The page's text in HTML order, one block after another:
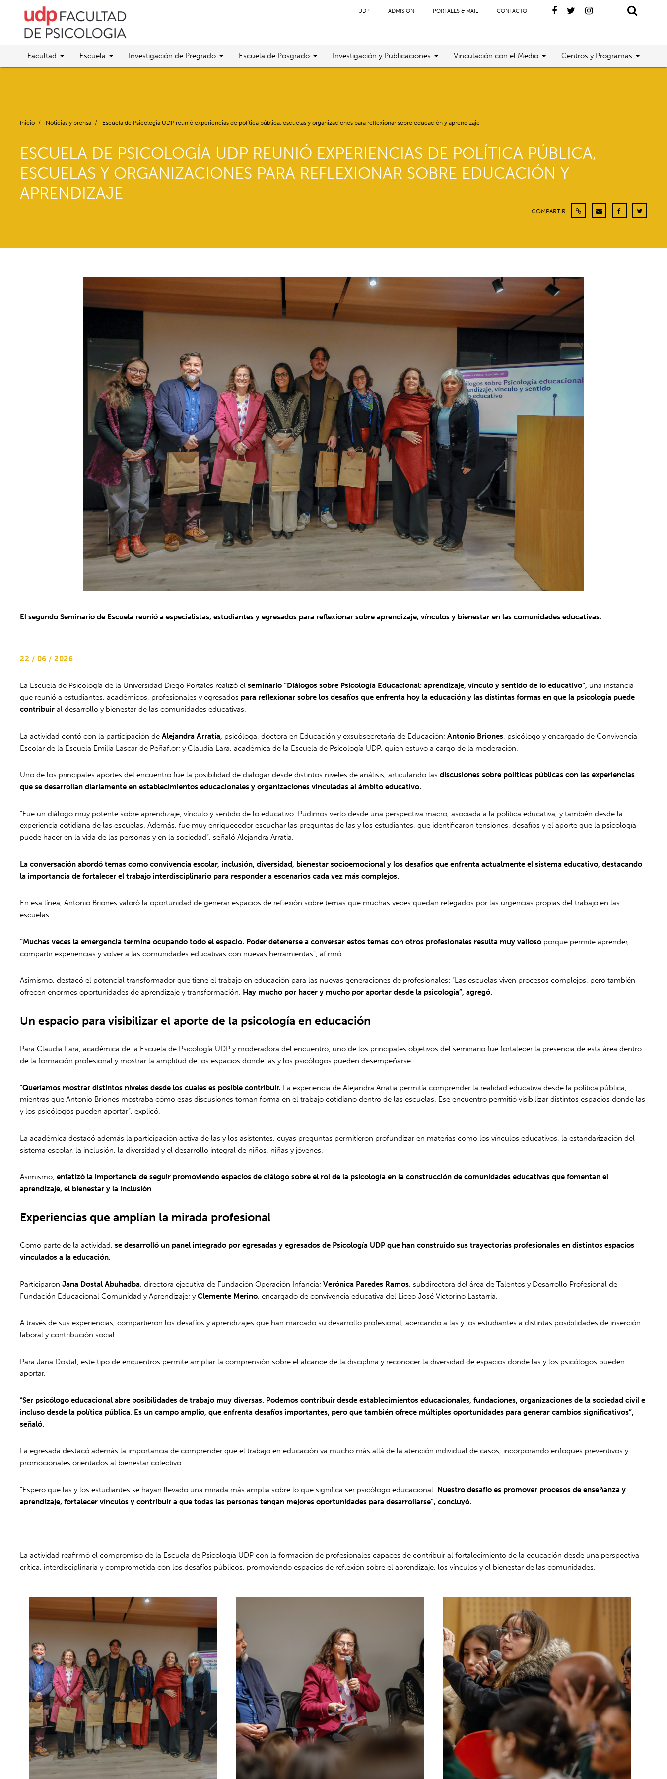
UDP ADMISIÓN PORTALES & MAIL CONTACTO
Facultad Escuela Investigación de Pregrado Escuela de Posgrado Investigación y Publicaciones Vinculación con el Medio Centros y Programas
Inicio / Noticias y prensa / Escuela de Psicología UDP reunió experiencias de política pública, escuelas y organizaciones para reflexionar sobre educación y aprendizaje
ESCUELA DE PSICOLOGÍA UDP REUNIÓ EXPERIENCIAS DE POLÍTICA PÚBLICA,
ESCUELAS Y ORGANIZACIONES PARA REFLEXIONAR SOBRE EDUCACIÓN Y
APRENDIZAJE
COMPARTIR
El segundo Seminario de Escuela reunió a especialistas, estudiantes y egresados para reflexionar sobre aprendizaje, vínculos y bienestar en las comunidades educativas.
22 / 06 / 2026
La Escuela de Psicología de la Universidad Diego Portales realizó elseminario “Diálogos sobre Psicología Educacional: aprendizaje, vínculo y sentido de lo educativo”, una instancia
que reunió a estudiantes, académicos, profesionales y egresados para reflexionar sobre los desafíos que enfrenta hoy la educación y las distintas formas en que la psicología puede
contribuir al desarrollo y bienestar de las comunidades educativas.
La actividad contó con la participación deAlejandra Arratia, psicóloga, doctora en Educación y exsubsecretaria de Educación;Antonio Briones, psicólogo y encargado de Convivencia
Escolar de la Escuela Emilia Lascar de Peñaflor; y Claudia Lara, académica de la Escuela de Psicología UDP, quien estuvo a cargo de la moderación.
Uno de los principales aportes del encuentro fue la posibilidad de dialogar desde distintos niveles de análisis, articulando lasdiscusiones sobre políticas públicas con las experiencias
que se desarrollan diariamente en establecimientos educacionales y organizaciones vinculadas al ámbito educativo.
“Fue un diálogo muy potente sobre aprendizaje, vínculo y sentido de lo educativo. Pudimos verlo desde una perspectiva macro, asociada a la política educativa, y también desde la
experiencia cotidiana de las escuelas. Además, fue muy enriquecedor escuchar las preguntas de las y los estudiantes, que identificaron tensiones, desafíos y el aporte que la psicología
puede hacer en la vida de las personas y en la sociedad”, señaló Alejandra Arratia.
La conversación abordó temas como convivencia escolar, inclusión, diversidad, bienestar socioemocional y los desafíos que enfrenta actualmente el sistema educativo, destacando
la importancia de fortalecer el trabajo interdisciplinario para responder a escenarios cada vez más complejos.
En esa línea, Antonio Briones valoró la oportunidad de generar espacios de reflexión sobre temas que muchas veces quedan relegados por las urgencias propias del trabajo en las
escuelas.
“Muchas veces la emergencia termina ocupando todo el espacio. Poder detenerse a conversar estos temas con otros profesionales resulta muy valioso porque permite aprender,
compartir experiencias y volver a las comunidades educativas con nuevas herramientas”, afirmó.
Asimismo, destacó el potencial transformador que tiene el trabajo en educación para las nuevas generaciones de profesionales: “Las escuelas viven procesos complejos, pero también
ofrecen enormes oportunidades de aprendizaje y transformación. Hay mucho por hacer y mucho por aportar desde la psicología”, agregó.
Un espacio para visibilizar el aporte de la psicología en educación
Para Claudia Lara, académica de la Escuela de Psicología UDP y moderadora del encuentro, uno de los principales objetivos del seminario fue fortalecer la presencia de esta área dentro
de la formación profesional y mostrar la amplitud de los espacios donde las y los psicólogos pueden desempeñarse.
“Queríamos mostrar distintos niveles desde los cuales es posible contribuir. La experiencia de Alejandra Arratia permitía comprender la realidad educativa desde la política pública,
mientras que Antonio Briones mostraba cómo esas discusiones toman forma en el trabajo cotidiano dentro de las escuelas. Ese encuentro permitió visibilizar distintos espacios donde las
y los psicólogos pueden aportar”, explicó.
La académica destacó además la participación activa de las y los asistentes, cuyas preguntas permitieron profundizar en materias como los vínculos educativos, la estandarización del
sistema escolar, la inclusión, la diversidad y el desarrollo integral de niños, niñas y jóvenes.
Asimismo,enfatizó la importancia de seguir promoviendo espacios de diálogo sobre el rol de la psicología en la construcción de comunidades educativas que fomentan el
aprendizaje, el bienestar y la inclusión
Experiencias que amplían la mirada profesional
Como parte de la actividad,se desarrolló un panel integrado por egresadas y egresados de Psicología UDP que han construido sus trayectorias profesionales en distintos espacios
vinculados a la educación.
ParticiparonJana Dostal Abuhadba, directora ejecutiva de Fundación Operación Infancia;Verónica Paredes Ramos, subdirectora del área de Talentos y Desarrollo Profesional de
Fundación Educacional Comunidad y Aprendizaje; yClemente Merino, encargado de convivencia educativa del Liceo José Victorino Lastarria.
A través de sus experiencias, compartieron los desafíos y aprendizajes que han marcado su desarrollo profesional, acercando a las y los estudiantes a distintas posibilidades de inserción
laboral y contribución social.
Para Jana Dostal, este tipo de encuentros permite ampliar la comprensión sobre el alcance de la disciplina y reconocer la diversidad de espacios donde las y los psicólogos pueden
aportar.
“Ser psicólogo educacional abre posibilidades de trabajo muy diversas. Podemos contribuir desde establecimientos educacionales, fundaciones, organizaciones de la sociedad civil e
incluso desde la política pública. Es un campo amplio, que enfrenta desafíos importantes, pero que también ofrece múltiples oportunidades para generar cambios significativos”,
señaló.
La egresada destacó además la importancia de comprender que el trabajo en educación va mucho más allá de la atención individual de casos, incorporando enfoques preventivos y
promocionales orientados al bienestar colectivo.
“Espero que las y los estudiantes se hayan llevado una mirada más amplia sobre lo que significa ser psicólogo educacional. Nuestro desafío es promover procesos de enseñanza y
aprendizaje, fortalecer vínculos y contribuir a que todas las personas tengan mejores oportunidades para desarrollarse”, concluyó.
La actividad reafirmó el compromiso de la Escuela de Psicología UDP con la formación de profesionales capaces de contribuir al fortalecimiento de la educación desde una perspectiva
crítica, interdisciplinaria y comprometida con los desafíos públicos, promoviendo espacios de reflexión sobre el aprendizaje, los vínculos y el bienestar de las comunidades.